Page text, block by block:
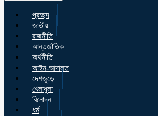
প্রচ্ছদ
জাতীয়
রাজনীতি
আন্তর্জাতিক
অর্থনীতি
আইন-আদালত
দেশজুড়ে
খেলাধুলা
বিনোদন
ধর্ম